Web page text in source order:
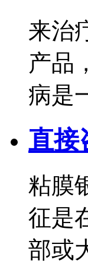
来治
产品
病是
直接
粘膜
征是
部或